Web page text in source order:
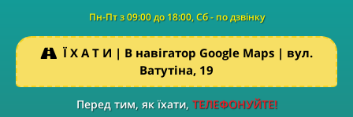
Пн-Пт з 09:00 до 18:00,Сб - по дзвінку
Ї Х А Т И | В навігатор Google Maps | вул.
Ватутіна, 19
Перед тим, як їхати, ТЕЛЕФОНУЙТЕ!